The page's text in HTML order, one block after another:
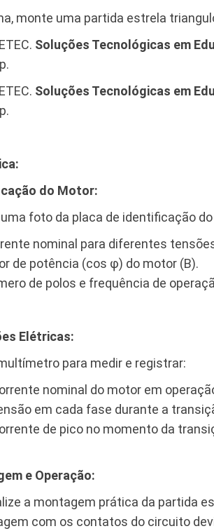
monte uma partida estrela
Soluções Tecnológicas em
Soluções Tecnológicas em
do Motor:
foto da placa de identificação
nominal para diferentes
de potência (cos φ) do motor (B).
de polos e frequência de
Elétricas:
para medir e registrar:
nominal do motor em
em cada fase durante a
de pico no momento da
e Operação:
a montagem prática da partida
com os contatos do circuito